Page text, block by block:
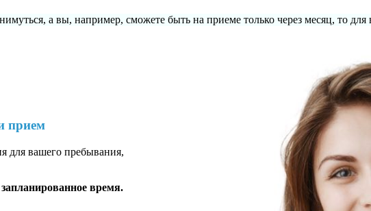
а вы, например, сможете быть на приеме только через месяц, то
прием
для вашего пребывания,
время.